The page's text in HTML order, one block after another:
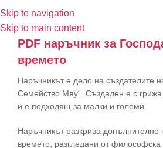
Skip to navigation
Skip to main content
PDF наръчник за
времето
Наръчникът е дело на създателите
Семейство Мяу“. Създаден е с
и е подходящ за малки и големи.
Наръчникът разкрива допълнително
времето, разгледани от философска